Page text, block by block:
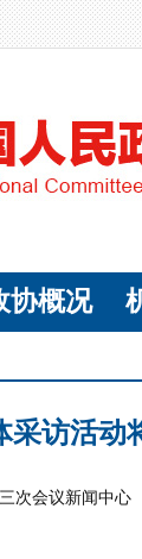
协概况
采访活
次会议新闻中心